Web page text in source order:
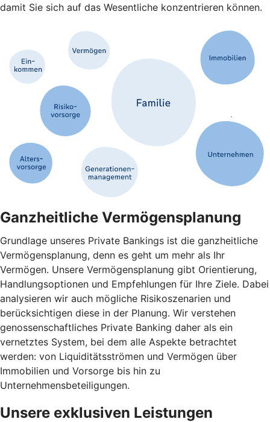
damit Sie sich auf das Wesentliche konzentrieren können.
Ganzheitliche Vermögensplanung
Grundlage unseres Private Bankings ist die ganzheitliche
Vermögensplanung, denn es geht um mehr als Ihr
Vermögen. Unsere Vermögensplanung gibt Orientierung,
Handlungsoptionen und Empfehlungen für Ihre Ziele. Dabei
analysieren wir auch mögliche Risikoszenarien und
berücksichtigen diese in der Planung. Wir verstehen
genossenschaftliches Private Banking daher als ein
vernetztes System, bei dem alle Aspekte betrachtet
werden: von Liquiditätsströmen und Vermögen über
Immobilien und Vorsorge bis hin zu
Unternehmensbeteiligungen.
Unsere exklusiven Leistungen